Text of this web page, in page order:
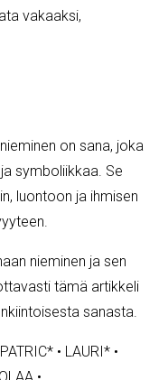
vakaaksi,
on sana, joka
symboliikkaa. Se
luontoon ja ihmisen
nieminen ja sen
tämä artikkeli
sanasta.
PATRIC* • LAURI* •
•